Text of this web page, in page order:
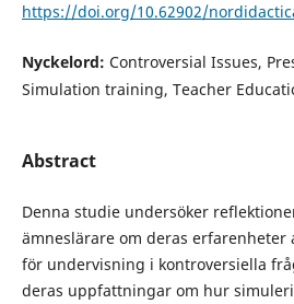
https://doi.org/10.62902/
Nyckelord: Controversial Issues,
Simulation training, Teacher
Abstract
Denna studie undersöker
ämneslärare om deras
för undervisning i kontroversiella
deras uppfattningar om hur